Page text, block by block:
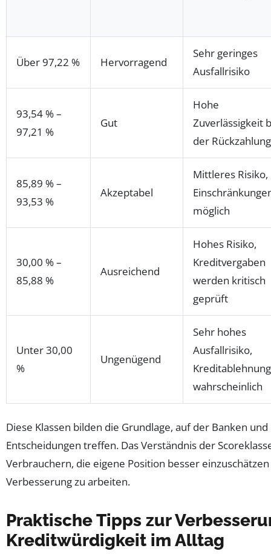
Über 97,22 % Hervorragend
Sehr geringes
Ausfallrisiko
93,54 % –
97,21 %
Gut
Hohe
Zuverlässigkeit
der Rückzahlung
85,89 % –
93,53 %
Akzeptabel
Mittleres Risiko,
möglich
30,00 % –
85,88 %
Ausreichend
Hohes Risiko,
Kreditvergaben
werden kritisch
geprüft
Unter 30,00
%
Ungenügend
Sehr hohes
Ausfallrisiko,
wahrscheinlich
Diese Klassen bilden die Grundlage, auf der Banken
Entscheidungen treffen. Das Verständnis der
Verbrauchern, die eigene Position besser
Verbesserung zu arbeiten.
Praktische Tipps zur
Kreditwürdigkeit im Alltag